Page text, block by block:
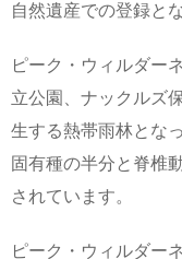
自然遺産での登録と
ピーク・ウィルダー
立公園、ナックルズ
生する熱帯雨林とな
固有種の半分と脊椎
されています。
ピーク・ウィルダー